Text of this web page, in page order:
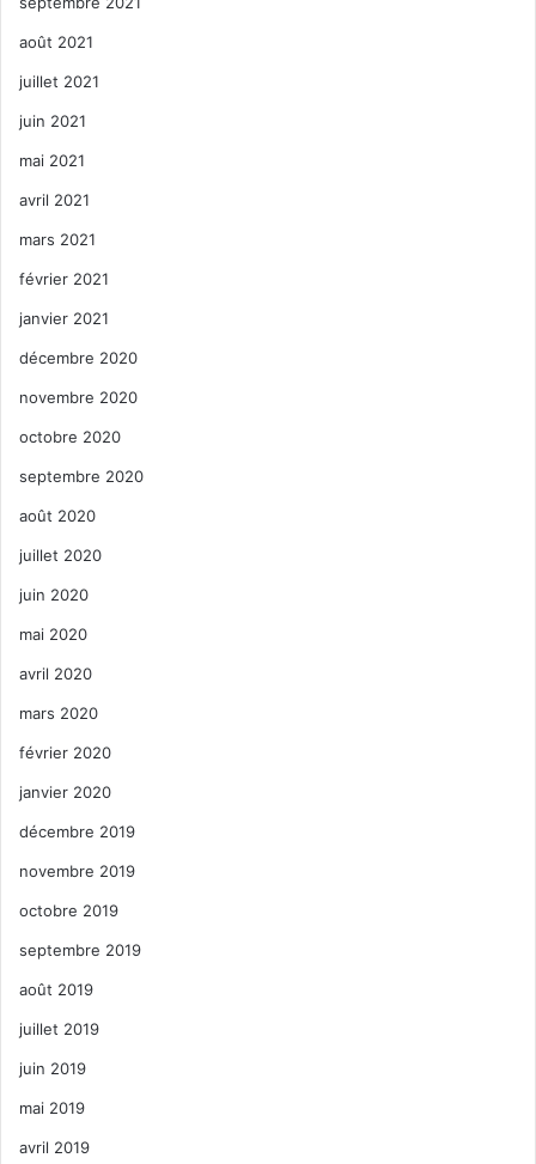
août 2021
juillet 2021
juin 2021
mai 2021
avril 2021
mars 2021
février 2021
janvier 2021
décembre 2020
novembre 2020
octobre 2020
septembre 2020
août 2020
juillet 2020
juin 2020
mai 2020
avril 2020
mars 2020
février 2020
janvier 2020
décembre 2019
novembre 2019
octobre 2019
septembre 2019
août 2019
juillet 2019
juin 2019
mai 2019
avril 2019